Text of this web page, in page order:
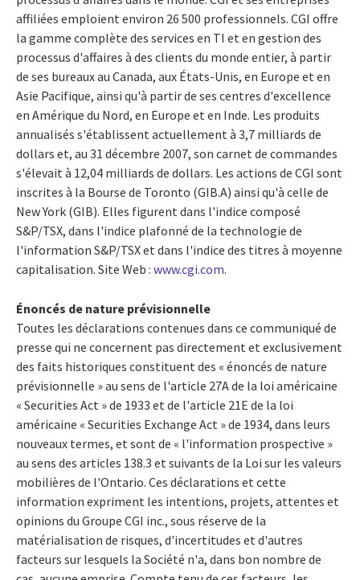
affiliées emploient environ 26 500 professionnels. CGI offre
la gamme complète des services en TI et en gestion des
processus d'affaires à des clients du monde entier, à partir
de ses bureaux au Canada, aux États-Unis, en Europe et en
Asie Pacifique, ainsi qu'à partir de ses centres d'excellence
en Amérique du Nord, en Europe et en Inde. Les produits
annualisés s'établissent actuellement à 3,7 milliards de
dollars et, au 31 décembre 2007, son carnet de commandes
s'élevait à 12,04 milliards de dollars. Les actions de CGI sont
inscrites à la Bourse de Toronto (GIB.A) ainsi qu'à celle de
New York (GIB). Elles figurent dans l'indice composé
S&P/TSX, dans l'indice plafonné de la technologie de
l'information S&P/TSX et dans l'indice des titres à moyenne
capitalisation. Site Web : www.cgi.com.
Énoncés de nature prévisionnelle
Toutes les déclarations contenues dans ce communiqué de
presse qui ne concernent pas directement et exclusivement
des faits historiques constituent des « énoncés de nature
prévisionnelle » au sens de l'article 27A de la loi américaine
« Securities Act » de 1933 et de l'article 21E de la loi
américaine « Securities Exchange Act » de 1934, dans leurs
nouveaux termes, et sont de « l'information prospective »
au sens des articles 138.3 et suivants de la Loi sur les valeurs
mobilières de l'Ontario. Ces déclarations et cette
information expriment les intentions, projets, attentes et
opinions du Groupe CGI inc., sous réserve de la
matérialisation de risques, d'incertitudes et d'autres
facteurs sur lesquels la Société n'a, dans bon nombre de